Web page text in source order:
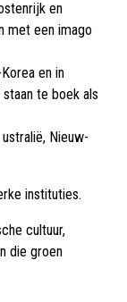
en
met een imago
en in
te boek als
Nieuw-
instituties.
cultuur,
die groen